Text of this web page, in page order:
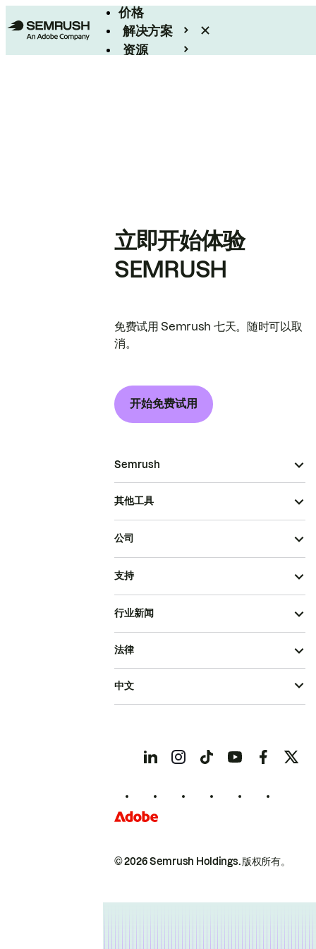
价格
解决方案
资源
立即开始体验
SEMRUSH
免费试用 Semrush 七天。随时可以取
消。
开始免费试用
Semrush
其他工具
公司
支持
行业新闻
© 2026 Semrush Holdings.版权所有。
法律
中文